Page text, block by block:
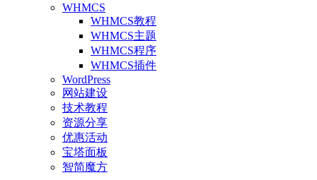
WHMCS
WHMCS教程
WHMCS主题
WHMCS程序
WHMCS插件
WordPress
网站建设
技术教程
资源分享
优惠活动
宝塔面板
智简魔方